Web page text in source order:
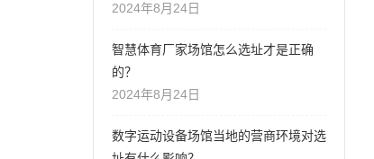
2024年8月24日
智慧体育厂家场馆怎么选址才是正确
的？
2024年8月24日
数字运动设备场馆当地的营商环境对选